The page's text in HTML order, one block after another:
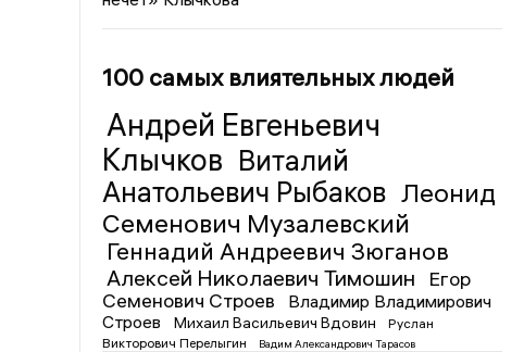
100 самых влиятельных людей
Андрей Евгеньевич
Клычков Виталий
Анатольевич Рыбаков Леонид
Семенович Музалевский
Геннадий Андреевич Зюганов
Алексей Николаевич Тимошин
Егор
Семенович Строев
Владимир Владимирович
Строев
Михаил Васильевич Вдовин
Руслан
Викторович Перелыгин
Вадим Александрович Тарасов